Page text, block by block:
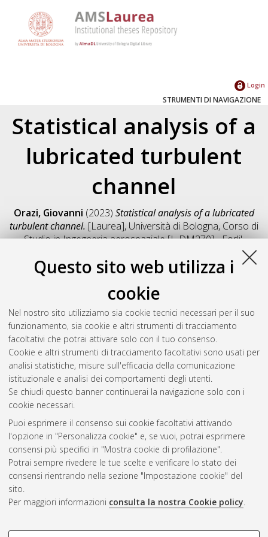
Questo sito web utilizza i
cookie
Nel nostro sito utilizziamo sia cookie tecnici necessari per il suo
funzionamento, sia cookie e altri strumenti di tracciamento
facoltativi che potrai attivare solo con il tuo consenso.
Cookie e altri strumenti di tracciamento facoltativi sono usati per
analisi statistiche, misure sull'efficacia della comunicazione
istituzionale e analisi dei comportamenti degli utenti.
Se chiudi questo banner continuerai la navigazione solo con i
cookie necessari.
Puoi esprimere il consenso sui cookie facoltativi attivando
l'opzione in "Personalizza cookie" e, se vuoi, potrai esprimere
consensi più specifici in "Mostra cookie di profilazione".
Potrai sempre rivedere le tue scelte e verificare lo stato dei
consensi rientrando nella sezione "Impostazione cookie" del
sito.
Per maggiori informazioni consulta la nostra Cookie policy.
Login
STRUMENTI DI NAVIGAZIONE
Statistical analysis of a
lubricated turbulent
channel
Orazi, Giovanni (2023) Statistical analysis of a lubricated
turbulent channel. [Laurea], Università di Bologna, Corso di
Studio inIngegneria aerospaziale [L-DM270] - Forli',
Salva citazione
Condividi
Il full-text non è disponibile per scelta dell'autore. (
Abstract
Altri metadati
Gestione del documento:
Atom
Rss 1.0
Rss 2.0
AMS Laurea
Impostazioni Cookie